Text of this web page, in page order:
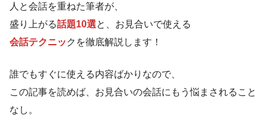
人と会話を重ねた筆者が、
盛り上がる話題10選と、お見合いで使える
会話テクニッ クを徹底解説します！
誰でもすぐに使える内容ばかりなので、
この記事を読めば、お見合いの会話にもう悩まされること
なし。